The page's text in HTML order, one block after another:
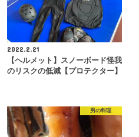
2022.2.21
【ヘルメット】スノーボード怪我
のリスクの低減【プロテクター】
男の料理